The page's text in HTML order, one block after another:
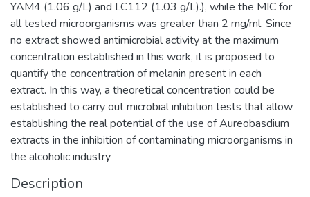
YAM4 (1.06 g/L) and LC112 (1.03 g/L).), while the MIC for
all tested microorganisms was greater than 2 mg/ml. Since
no extract showed antimicrobial activity at the maximum
concentration established in this work, it is proposed to
quantify the concentration of melanin present in each
extract. In this way, a theoretical concentration could be
established to carry out microbial inhibition tests that allow
establishing the real potential of the use of Aureobasdium
extracts in the inhibition of contaminating microorganisms in
the alcoholic industry
Description